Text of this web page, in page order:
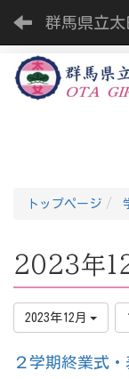
群馬県立
トップページ
2023年
2023年12月
２学期終業式